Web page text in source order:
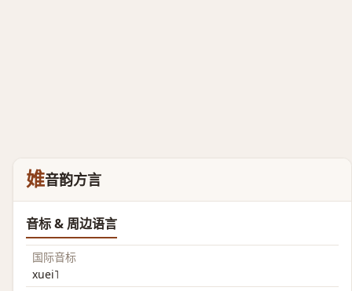
婎音韵方言
音标 & 周边语言
国际音标
xuei˥